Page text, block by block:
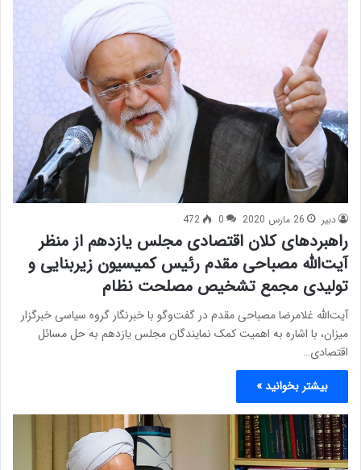
دبیر 26 مارس 2020 0
472
راهبرد‌های کلان اقتصادی مجلس یازدهم از منظر
آیت‌الله مصباحی مقدم رئیس کمیسیون زیربنایی و
تولیدی مجمع تشخیص مصلحت نظام
آیت‌الله غلامرضا مصباحی مقدم در گفت‌وگو با خبرنگار گروه سیاسی خبرگزار
میزان، با اشاره به اهمیت کمک نمایندگان مجلس یازدهم به حل مسائل
اقتصادی…
بیشتر بخوانید »